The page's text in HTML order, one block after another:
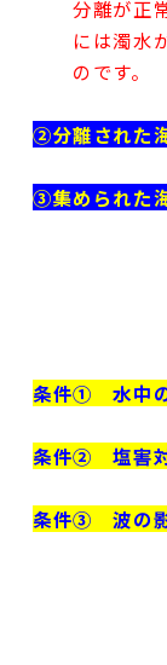
分離が正常
には濁水が
のです。
②分離された
③集められた
条件① 水中の
条件② 塩害対
条件③ 波の影